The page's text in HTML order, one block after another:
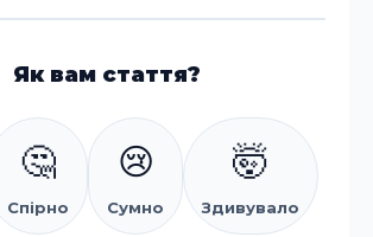
Як вам стаття?
🤔
Спірно
😢
Сумно
🤯
Здивувало